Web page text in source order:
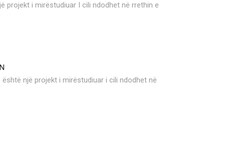
projekt i mirëstudiuar I cili ndodhet në rrethin e
është një projekt i mirëstudiuar i cili ndodhet në